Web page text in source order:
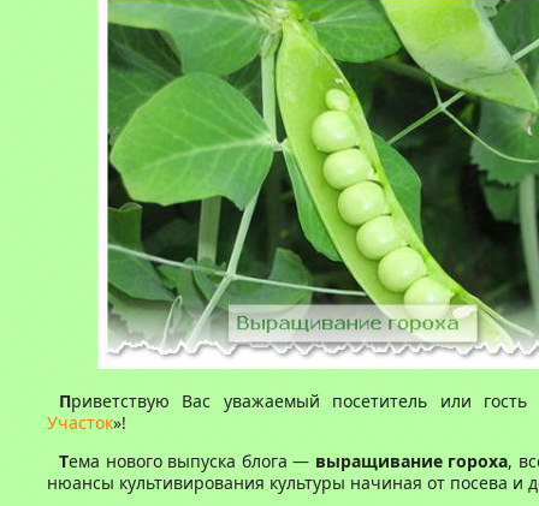
Приветствую Вас уважаемый посетитель или гость
Участок»!
Тема нового выпуска блога — выращивание гороха,
нюансы культивирования культуры начиная от посева и